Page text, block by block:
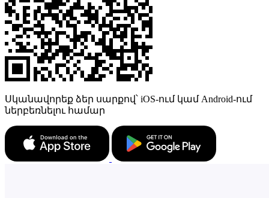
Սկանավորեք ձեր սարքով՝ iOS-ում կամ Android-ում
ներբեռնելու համար